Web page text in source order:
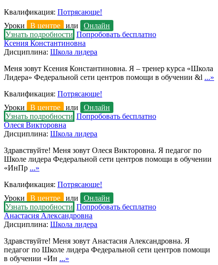
Квалификация: Потрясающе!
Уроки
В центре или
Онлайн
Узнать подробности Попробовать бесплатно
Ксения Константиновна
Дисциплина: Школа лидера
Меня зовут Ксения Константиновна. Я – тренер курса «Школа
Лидера» Федеральной сети центров помощи в обучении &l ...»
Квалификация: Потрясающе!
Уроки
В центре или
Онлайн
Узнать подробности Попробовать бесплатно
Олеся Викторовна
Дисциплина: Школа лидера
Здравствуйте! Меня зовут Олеся Викторовна. Я педагог по
Школе лидера Федеральной сети центров помощи в обучении
«ИнПр ...»
Квалификация: Потрясающе!
Уроки
В центре или
Онлайн
Узнать подробности Попробовать бесплатно
Анастасия Александровна
Дисциплина: Школа лидера
Здравствуйте! Меня зовут Анастасия Александровна. Я
педагог по Школе лидера Федеральной сети центров помощи
в обучении «Ин ...»